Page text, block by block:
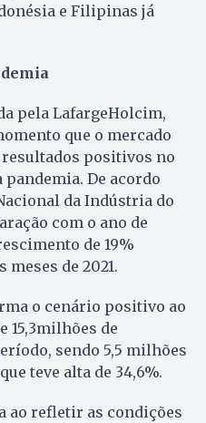
e Filipinas já
pela LafargeHolcim,
que o mercado
positivos no
De acordo
da Indústria do
com o ano de
de 19%
de 2021.
o cenário positivo ao
15,3milhões de
sendo 5,5 milhões
teve alta de 34,6%.
ao refletir as condições